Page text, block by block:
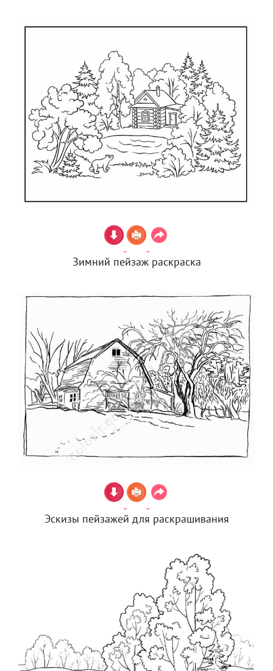
Зимний пейзаж раскраска
Эскизы пейзажей для раскрашивания